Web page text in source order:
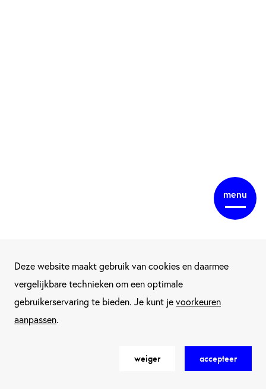
menu
Deze website maakt gebruik van cookies en daarmee
vergelijkbare technieken om een optimale
gebruikerservaring te bieden. Je kunt jevoorkeuren
aanpassen.
weiger accepteer